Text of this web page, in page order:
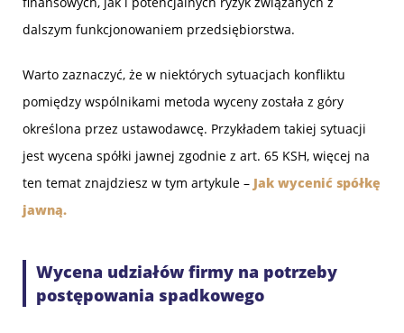
dalszym funkcjonowaniem przedsiębiorstwa.
Warto zaznaczyć, że w niektórych sytuacjach konfliktu
pomiędzy wspólnikami metoda wyceny została z góry
określona przez ustawodawcę. Przykładem takiej sytuacji
jest wycena spółki jawnej zgodnie z art. 65 KSH, więcej na
ten temat znajdziesz w tym artykule – Jak wycenić spółkę
jawną.
Wycena udziałów firmy na potrzeby
postępowania spadkowego